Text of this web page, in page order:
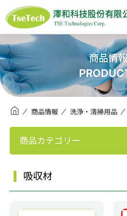
澤和科技有限
取
商品情
商品情報 洗浄・清掃用品
商品カテゴリー
吸収材